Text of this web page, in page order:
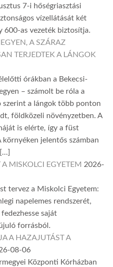
7-i hőségriasztási
vízellátását két
600-as vezeték biztosítja.
A SZÁRAZ
TERJEDTEK A LÁNGOK
órákban a Bekecsi-
– számolt be róla a
szerint a lángok több ponton
földközeli növényzetben. A
is elérte, így a füst
jelentős számban
MISKOLCI EGYETEM 2026-
tervez a Miskolci Egyetem:
napelemes rendszerét,
saját
forrásból.
A HAZAJUTÁST A
08-06
Központi Kórházban